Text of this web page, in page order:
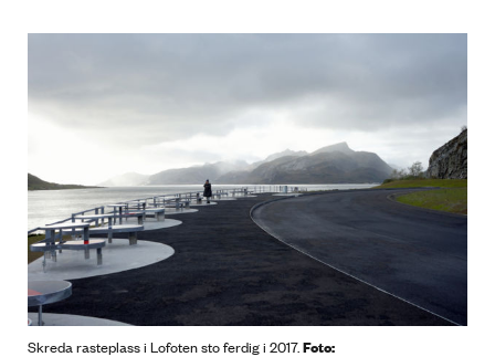
Skreda rasteplass i Lofoten sto ferdig i 2017.Foto: